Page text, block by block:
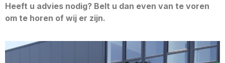
Heeft u advies nodig? Belt u dan even van te voren
om te horen of wij er zijn.